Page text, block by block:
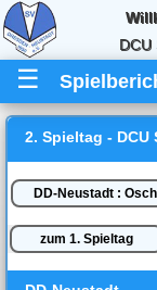
DCU
☰
2. Spieltag - DCU
DD-Neustadt :
zum 1. Spieltag